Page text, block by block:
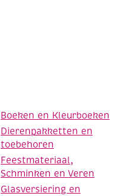
Boeken en Kleurboeken
Dierenpakketten en
toebehoren
Feestmateriaal,
Schminken en Veren
Glasversiering en